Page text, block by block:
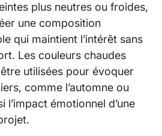
plus neutres ou froides,
une composition
qui maintient l’intérêt sans
Les couleurs chaudes
utilisées pour évoquer
comme l’automne ou
l’impact émotionnel d’une